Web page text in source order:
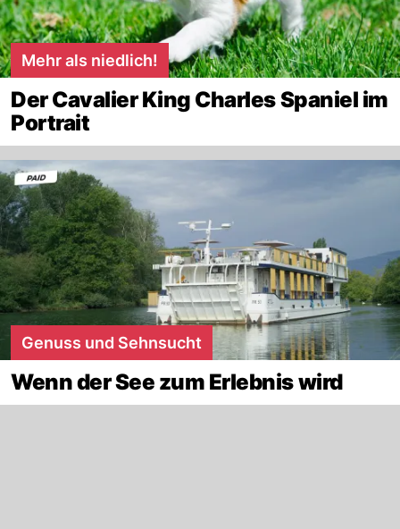
Mehr als niedlich!
Der Cavalier King Charles Spaniel im
Portrait
Genuss und Sehnsucht
Wenn der See zum Erlebnis wird